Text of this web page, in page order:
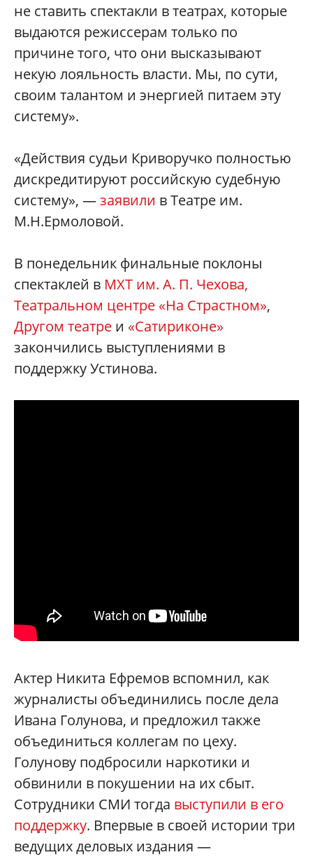
не ставить спектакли в театрах, которые
выдаются режиссерам только по
причине того, что они высказывают
некую лояльность власти. Мы, по сути,
своим талантом и энергией питаем эту
систему».
«Действия судьи Криворучко полностью
дискредитируют российскую судебную
систему», —заявили в Театре им.
М.Н.Ермоловой.
В понедельник финальные поклоны
спектаклей в МХТ им. А. П. Чехова,
Театральном центре «На Страстном»,
Другом театре и «Сатириконе»
закончились выступлениями в
поддержку Устинова.
Актер Никита Ефремов вспомнил, как
журналисты объединились после дела
Ивана Голунова, и предложил также
объединиться коллегам по цеху.
Голунову подбросили наркотики и
обвинили в покушении на их сбыт.
Сотрудники СМИ тогда выступили в его
поддержку. Впервые в своей истории три
ведущих деловых издания —